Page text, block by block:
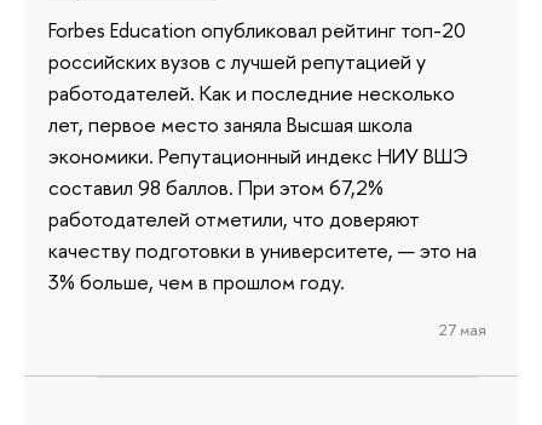
Forbes Education опубликовал рейтинг топ-20
российских вузов с лучшей репутацией у
работодателей. Как и последние несколько
лет, первое место заняла Высшая школа
экономики. Репутационный индекс НИУ ВШЭ
составил 98 баллов. При этом 67,2%
работодателей отметили, что доверяют
качеству подготовки в университете, — это на
3% больше, чем в прошлом году.
27 мая